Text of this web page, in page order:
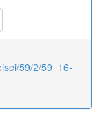
59/2/59_16-